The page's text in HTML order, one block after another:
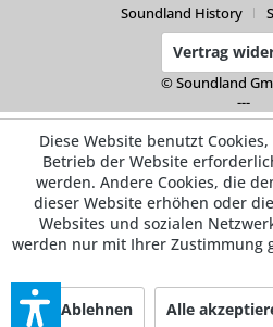
Soundland History
Vertrag
© Soundland
---
Diese Website benutzt
Betrieb der Website
werden. Andere Cookies, die
dieser Website erhöhen oder
Websites und sozialen
werden nur mit Ihrer Zustimmung
Ablehnen Alle